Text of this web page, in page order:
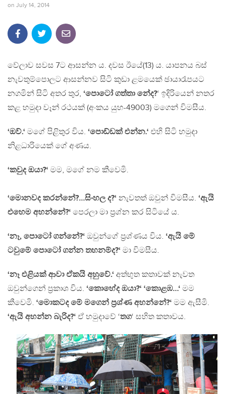
on July 14, 2014
වේලාව සවස 7ට ආසන්න ය. දවස ඊයේ(13) ය. යාපනය බස්
නැවතුම්පොලට ආසන්නව සිටි කුඩා ළමයෙක් ඡායාරෑපයට
නගමින් සිටි අතර තුර, ‘පොටෝ ගත්තා නේද?‘ ඉදිරියෙන් නතර
කළ හමුදා වෑන් රථයක් (අංකය යුහ-49003) මගෙන් විමසීය.
‘ඔව්.‘ මගේ පිළිතුර විය. ‘පොඩ්ඩක් එන්න.‘ එහි සිටි හමුදා
නිළධාරියෙක් ගේ අණය.
‘කවුද ඔයා?‘ මම, මගේ නම කීවෙමි.
‘මොනවද කරන්නේ?…සිංහල ද?‘ නැවතත් ඔවුන් විමසීය. ‘ඇයි
එහෙම අහන්නේ?‘ පෙරලා මා ප්‍රශ්න කර සිටියේ ය.
‘නෑ, පොටෝ ගන්නේ?‘ ඔවුන්ගේ ප්‍රශ්ණය විය. ‘ඇයි මේ
ටවුමේ පොටෝ ගන්න තහනම්ද?‘ මා විමසීය.
‘නෑ එළියක් ආවා ඒකයි අහුවේ.‘ අත්භුත කතාවක් නැවත
ඔවුන්ගෙන් ප්‍රකාශ විය. ‘කොහේද ඔයා?‘ ‘කොළඹ…‘ මම
කීවෙමි. ‘මොකටද මේ මගෙන් ප්‍රශ්ණ අහන්නේ?‘ මම ඇසීමි.
‘ඇයි අහන්න බැරිද?‘ ඒ හමුදාවේ ‘තග‘ සහිත කතාවය.